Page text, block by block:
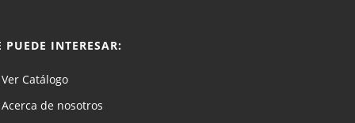
PUEDE INTERESAR:
Ver Catálogo
Acerca de nosotros